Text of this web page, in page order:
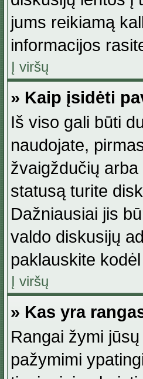
jums reikiamą
informacijos
Į viršų
» Kaip įsidėti
Iš viso gali būti
naudojate,
žvaigždučių
statusą turite
Dažniausiai jis
valdo diskusijų
paklauskite
Į viršų
» Kas yra
Rangai žymi
pažymimi